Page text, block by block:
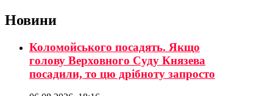
Новини
Коломойського посадять. Якщо
голову Верховного Суду Князева
посадили, то цю дрібноту запросто